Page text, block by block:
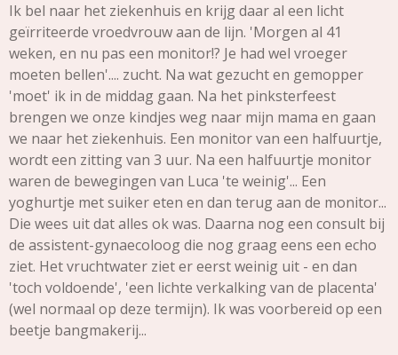
Ik bel naar het ziekenhuis en krijg daar al een licht
geïrriteerde vroedvrouw aan de lijn. 'Morgen al 41
weken, en nu pas een monitor!? Je had wel vroeger
moeten bellen'.... zucht. Na wat gezucht en gemopper
'moet' ik in de middag gaan. Na het pinksterfeest
brengen we onze kindjes weg naar mijn mama en gaan
we naar het ziekenhuis. Een monitor van een halfuurtje,
wordt een zitting van 3 uur. Na een halfuurtje monitor
waren de bewegingen van Luca 'te weinig'... Een
yoghurtje met suiker eten en dan terug aan de monitor...
Die wees uit dat alles ok was. Daarna nog een consult bij
de assistent-gynaecoloog die nog graag eens een echo
ziet. Het vruchtwater ziet er eerst weinig uit - en dan
'toch voldoende', 'een lichte verkalking van de placenta'
(wel normaal op deze termijn). Ik was voorbereid op een
beetje bangmakerij...